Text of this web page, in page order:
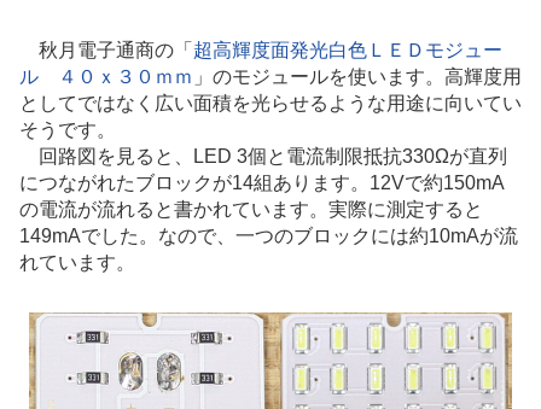
秋月電子通商の「 超高輝度面発光白色ＬＥＤモジュー
ル ４０ｘ３０ｍｍ 」のモジュールを使います。高輝度用
としてではなく広い面積を光らせるような用途に向いてい
そうです。
回路図を見ると、LED 3個と電流制限抵抗330Ωが直列
につながれたブロックが14組あります。12Vで約150mA
の電流が流れると書かれています。実際に測定すると
149mAでした。なので、一つのブロックには約10mAが流
れています。